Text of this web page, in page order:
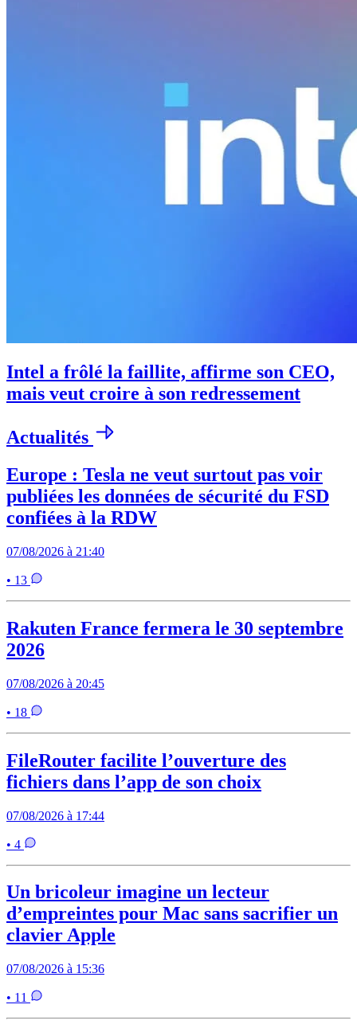
Intel a frôlé la faillite, affirme son CEO,
mais veut croire à son redressement
Actualités
Europe : Tesla ne veut surtout pas voir
publiées les données de sécurité du FSD
confiées à la RDW
07/08/2026 à 21:40
• 13
Rakuten France fermera le 30 septembre
2026
07/08/2026 à 20:45
• 18
FileRouter facilite l’ouverture des
fichiers dans l’app de son choix
07/08/2026 à 17:44
• 4
Un bricoleur imagine un lecteur
d’empreintes pour Mac sans sacrifier un
clavier Apple
07/08/2026 à 15:36
• 11